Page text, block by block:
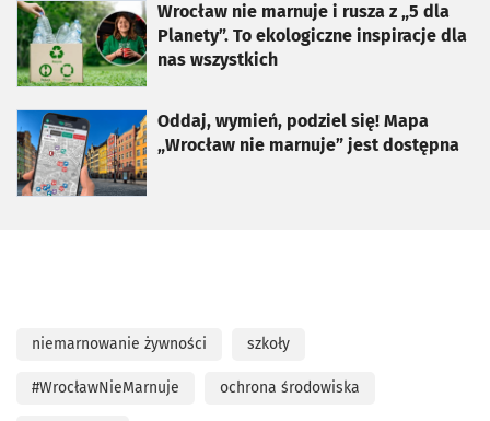
Wrocław nie marnuje i rusza z „5 dla
Planety”. To ekologiczne inspiracje dla
nas wszystkich
otworzy się w nowej karcie
Oddaj, wymień, podziel się! Mapa
„Wrocław nie marnuje” jest dostępna
otworzy się w nowej karcie
niemarnowanie żywności szkoły
#WrocławNieMarnuje ochrona środowiska